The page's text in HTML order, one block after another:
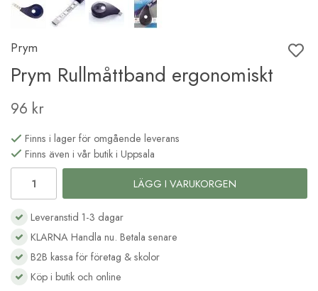
Prym
Prym Rullmåttband ergonomiskt
96 kr
Finns i lager för omgående leverans
Finns även i vår butik i Uppsala
LÄGG I VARUKORGEN
Leveranstid 1-3 dagar
KLARNA Handla nu. Betala senare
B2B kassa för företag & skolor
Köp i butik och online